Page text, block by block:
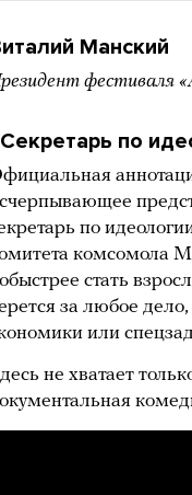
Манский
фестиваля
по
по
комсомола
стать
за любое
или
не хватает